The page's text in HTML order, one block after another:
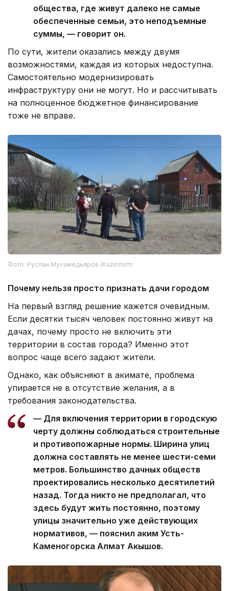
общества, где живут далеко не самые
обеспеченные семьи, это неподъемные
суммы, — говорит он.
По сути, жители оказались между двумя
возможностями, каждая из которых недоступна.
Самостоятельно модернизировать
инфраструктуру они не могут. Но и рассчитывать
на полноценное бюджетное финансирование
тоже не вправе.
Фото: Руслан Мухамедьяров /Kazinform
Почему нельзя просто признать дачи городом
На первый взгляд решение кажется очевидным.
Если десятки тысяч человек постоянно живут на
дачах, почему просто не включить эти
территории в состав города? Именно этот
вопрос чаще всего задают жители.
Однако, как объясняют в акимате, проблема
упирается не в отсутствие желания, а в
требования законодательства.
— Для включения территории в городскую
черту должны соблюдаться строительные
и противопожарные нормы. Ширина улиц
должна составлять не менее шести-семи
метров. Большинство дачных обществ
проектировались несколько десятилетий
назад. Тогда никто не предполагал, что
здесь будут жить постоянно, поэтому
улицы значительно уже действующих
нормативов, — пояснил аким Усть-
Каменогорска Алмат Акышов.